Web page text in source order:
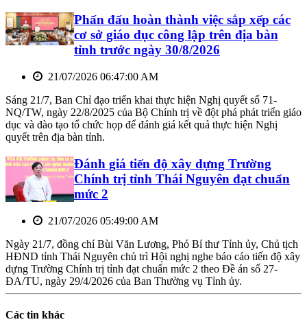
Phấn đấu hoàn thành việc sắp xếp các
cơ sở giáo dục công lập trên địa bàn
tỉnh trước ngày 30/8/2026
21/07/2026 06:47:00 AM
Sáng 21/7, Ban Chỉ đạo triển khai thực hiện Nghị quyết số 71-
NQ/TW, ngày 22/8/2025 của Bộ Chính trị về đột phá phát triển giáo
dục và đào tạo tổ chức họp để đánh giá kết quả thực hiện Nghị
quyết trên địa bàn tỉnh.
Đánh giá tiến độ xây dựng Trường
Chính trị tỉnh Thái Nguyên đạt chuẩn
mức 2
21/07/2026 05:49:00 AM
Ngày 21/7, đồng chí Bùi Văn Lương, Phó Bí thư Tỉnh ủy, Chủ tịch
HĐND tỉnh Thái Nguyên chủ trì Hội nghị nghe báo cáo tiến độ xây
dựng Trường Chính trị tỉnh đạt chuẩn mức 2 theo Đề án số 27-
ĐA/TU, ngày 29/4/2026 của Ban Thường vụ Tỉnh ủy.
Các tin khác